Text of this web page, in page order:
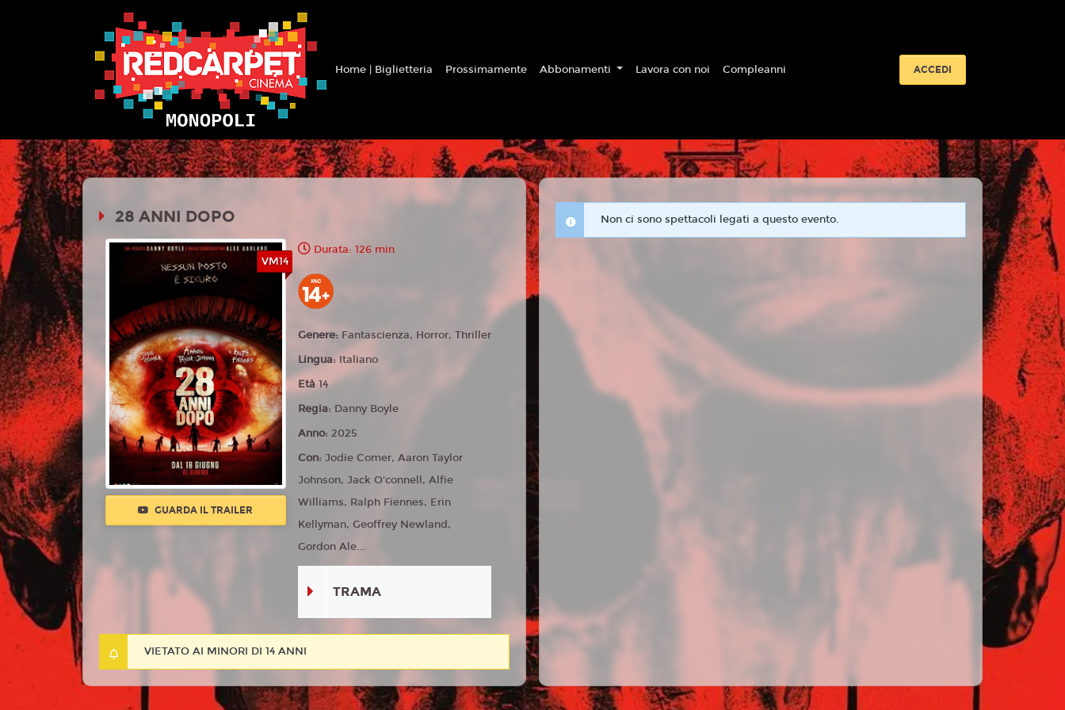
Home | Biglietteria Prossimamente Abbonamenti Lavora con noi Compleanni ACCEDI
28 ANNI DOPO
VM14
GUARDA IL TRAILER
Durata: 126 min
Genere: Fantascienza, Horror, Thriller
Lingua: Italiano
Età14
Regia: Danny Boyle
Anno:2025
Con: Jodie Comer, Aaron Taylor
Johnson, Jack O'connell, Alfie
Williams, Ralph Fiennes, Erin
Kellyman, Geoffrey Newland,
Gordon Ale...
TRAMA
VIETATO AI MINORI DI 14 ANNI
Non ci sono spettacoli legati a questo evento.